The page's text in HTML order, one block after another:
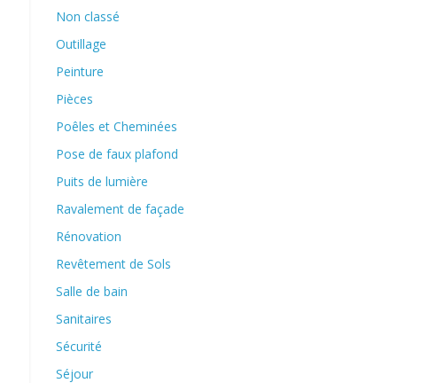
Non classé
Outillage
Peinture
Pièces
Poêles et Cheminées
Pose de faux plafond
Puits de lumière
Ravalement de façade
Rénovation
Revêtement de Sols
Salle de bain
Sanitaires
Sécurité
Séjour